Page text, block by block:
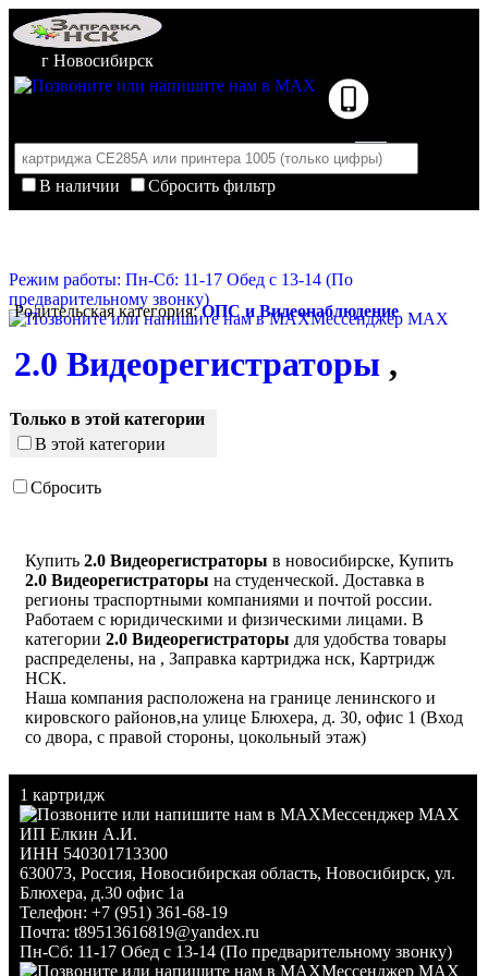
г Новосибирск
В наличии
Сбросить фильтр
Корзина пуста
Режим работы: Пн-Сб: 11-17 Обед с 13-14 (По
предварительному звонку)
Мессенджер MAX
Родительская категория:ОПС и Видеонаблюдение
2.0 Видеорегистраторы ,
Только в этой категории
В этой категории
Сбросить
Купить 2.0 Видеорегистраторы в новосибирске, Купить
2.0 Видеорегистраторы на студенческой. Доставка в
регионы траспортными компаниями и почтой россии.
Работаем с юридическими и физическими лицами. В
категории 2.0 Видеорегистраторы для удобства товары
распределены, на , Заправка картриджа нск, Картридж
НСК.
Наша компания расположена на границе ленинского и
кировского районов,на улице Блюхера, д. 30, офис 1 (Вход
со двора, с правой стороны, цокольный этаж)
1 картридж
Мессенджер MAX
ИП Елкин А.И.
ИНН 540301713300
630073, Россия, Новосибирская область, Новосибирск, ул.
Блюхера, д.30 офис 1а
Телефон: +7 (951) 361-68-19
Почта: t89513616819@yandex.ru
Пн-Сб: 11-17 Обед с 13-14 (По предварительному звонку)
Мессенджер MAX